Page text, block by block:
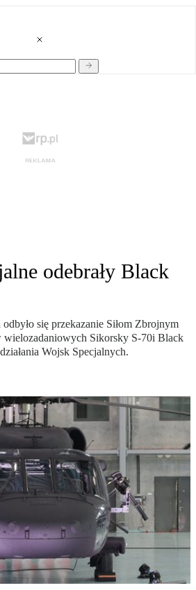
odebrały Black
się przekazanie Siłom Zbrojnym
wielozadaniowych Sikorsky S-70i Black
Wojsk Specjalnych.